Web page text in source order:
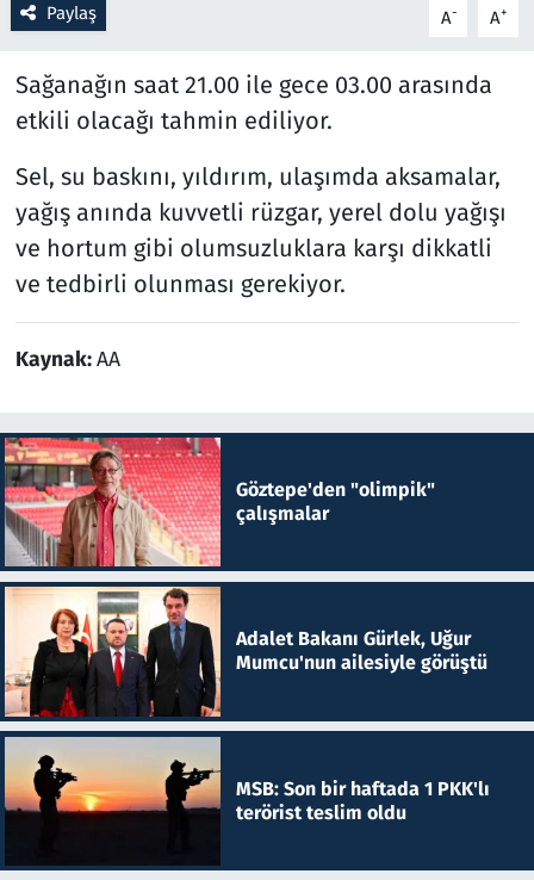
Paylaş A- A+
Sağanağın saat 21.00 ile gece 03.00 arasında
etkili olacağı tahmin ediliyor.
Sel, su baskını, yıldırım, ulaşımda aksamalar,
yağış anında kuvvetli rüzgar, yerel dolu yağışı
ve hortum gibi olumsuzluklara karşı dikkatli
ve tedbirli olunması gerekiyor.
Kaynak:AA
Göztepe'den "olimpik"
çalışmalar
Adalet Bakanı Gürlek, Uğur
Mumcu'nun ailesiyle görüştü
MSB: Son bir haftada 1 PKK'lı
terörist teslim oldu
Savunma Sanayi
Seçim 2023
Teknoloji ve Bilim
Televizyon